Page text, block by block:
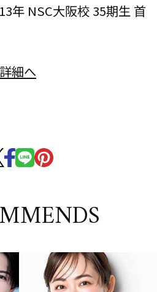
年 NSC大阪校 35期生 首
細へ